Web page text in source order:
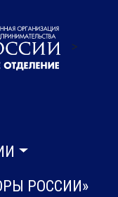
>
РОССИИ»